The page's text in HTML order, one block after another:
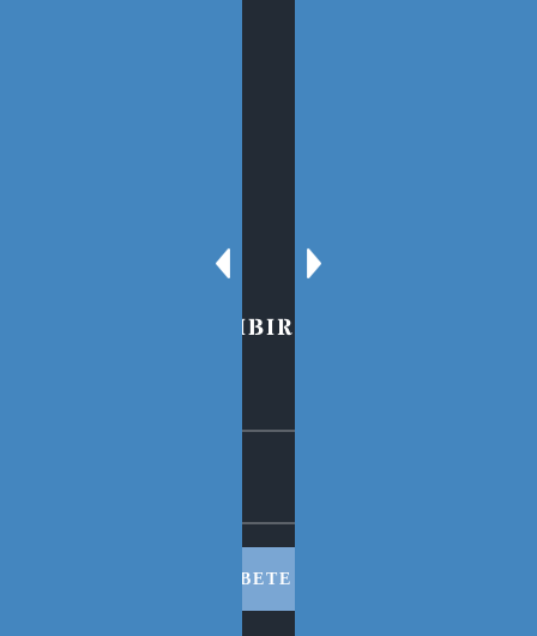
PARA SUSCRIBIRSE AL BLOG
SUSCRIBETE AHORA